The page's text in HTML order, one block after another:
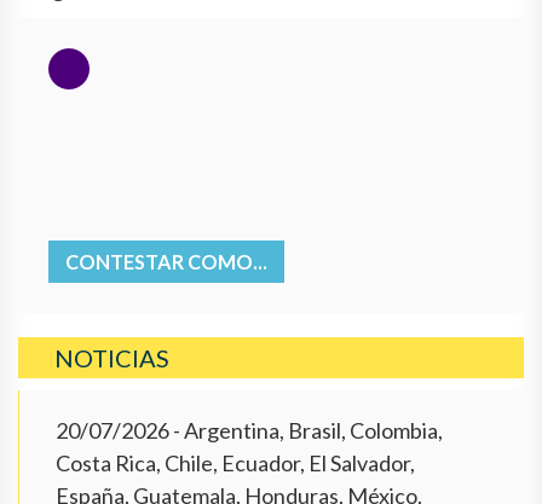
CONTESTAR COMO...
NOTICIAS
20/07/2026- Argentina, Brasil, Colombia,
Costa Rica, Chile, Ecuador, El Salvador,
España, Guatemala, Honduras, México,